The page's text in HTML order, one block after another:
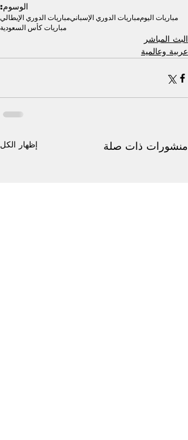
الوسوم:
مباريات اليوممباريات الدوري الإسبانيمباريات الدوري الإيطالي
مباريات كأس السعودية
البث المباشر
عربية وعالمية
منشورات ذات صلة إظهار الكل